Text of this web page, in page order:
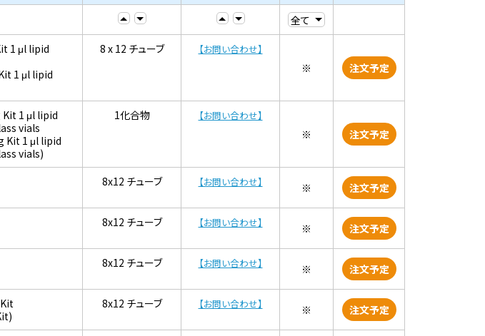
1 μl lipid
1 μl lipid
8 x 12 チューブ 【お問い合わせ】
※ 注文予定
1 μl lipid
vials
Kit 1 μl lipid
vials)
1化合物 【お問い合わせ】
※ 注文予定
8x12 チューブ 【お問い合わせ】 ※ 注文予定
8x12 チューブ 【お問い合わせ】 ※ 注文予定
8x12 チューブ 【お問い合わせ】 ※ 注文予定
8x12 チューブ 【お問い合わせ】 ※ 注文予定